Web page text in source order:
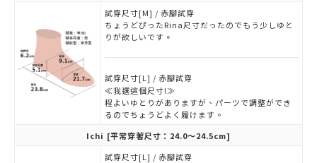
試穿尺寸[M] / 赤腳試穿
ちょうどぴったRina尺寸だったのでもう少しゆと
りが欲しいです。
試穿尺寸[L] / 赤腳試穿
≪我選這個尺寸!≫
程よいゆとりがありますが、パーツで調整ができ
るのでちょうどよく履けます。
Ichi [平常穿著尺寸：24.0～24.5cm]
試穿尺寸[L] / 赤腳試穿